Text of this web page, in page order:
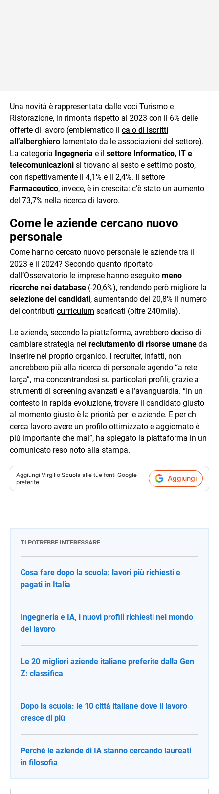
Una novità è rappresentata dalle voci Turismo e
Ristorazione, in rimonta rispetto al 2023 con il 6% delle
offerte di lavoro (emblematico il calo di iscritti
all’alberghiero lamentato dalle associazioni del settore).
La categoria Ingegneria e il settore Informatico, IT e
telecomunicazioni si trovano al sesto e settimo posto,
con rispettivamente il 4,1% e il 2,4%. Il settore
Farmaceutico, invece, è in crescita: c’è stato un aumento
del 73,7% nella ricerca di lavoro.
Come le aziende cercano nuovo
personale
Come hanno cercato nuovo personale le aziende tra il
2023 e il 2024? Secondo quanto riportato
dall’Osservatorio le imprese hanno eseguito meno
ricerche nei database (-20,6%), rendendo però migliore la
selezione dei candidati, aumentando del 20,8% il numero
dei contributi curriculum scaricati (oltre 240mila).
Le aziende, secondo la piattaforma, avrebbero deciso di
cambiare strategia nel reclutamento di risorse umane da
inserire nel proprio organico. I recruiter, infatti, non
andrebbero più alla ricerca di personale agendo “a rete
larga”, ma concentrandosi su particolari profili, grazie a
strumenti di screening avanzati e all’avanguardia. “In un
contesto in rapida evoluzione, trovare il candidato giusto
al momento giusto è la priorità per le aziende. E per chi
cerca lavoro avere un profilo ottimizzato e aggiornato è
più importante che mai”, ha spiegato la piattaforma in un
comunicato reso noto alla stampa.
Aggiungi Virgilio Scuola alle tue fonti Google
preferite
Aggiungi
TI POTREBBE INTERESSARE
Cosa fare dopo la scuola: lavori più richiesti e
pagati in Italia
Ingegneria e IA, i nuovi profili richiesti nel mondo
del lavoro
Le 20 migliori aziende italiane preferite dalla Gen
Z: classifica
Dopo la scuola: le 10 città italiane dove il lavoro
cresce di più
Perché le aziende di IA stanno cercando laureati
in filosofia